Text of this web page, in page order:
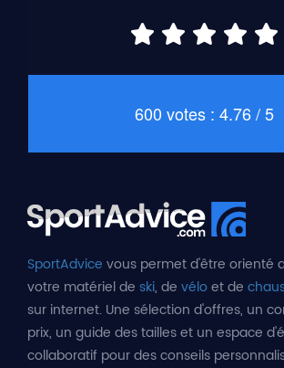
600 votes : 4.76 / 5
SportAdvice vous permet d'être orienté
votre matériel de ski, de véloet de
sur internet. Une sélection d'offres, un
prix, un guide des tailles et un espace
collaboratif pour des conseils